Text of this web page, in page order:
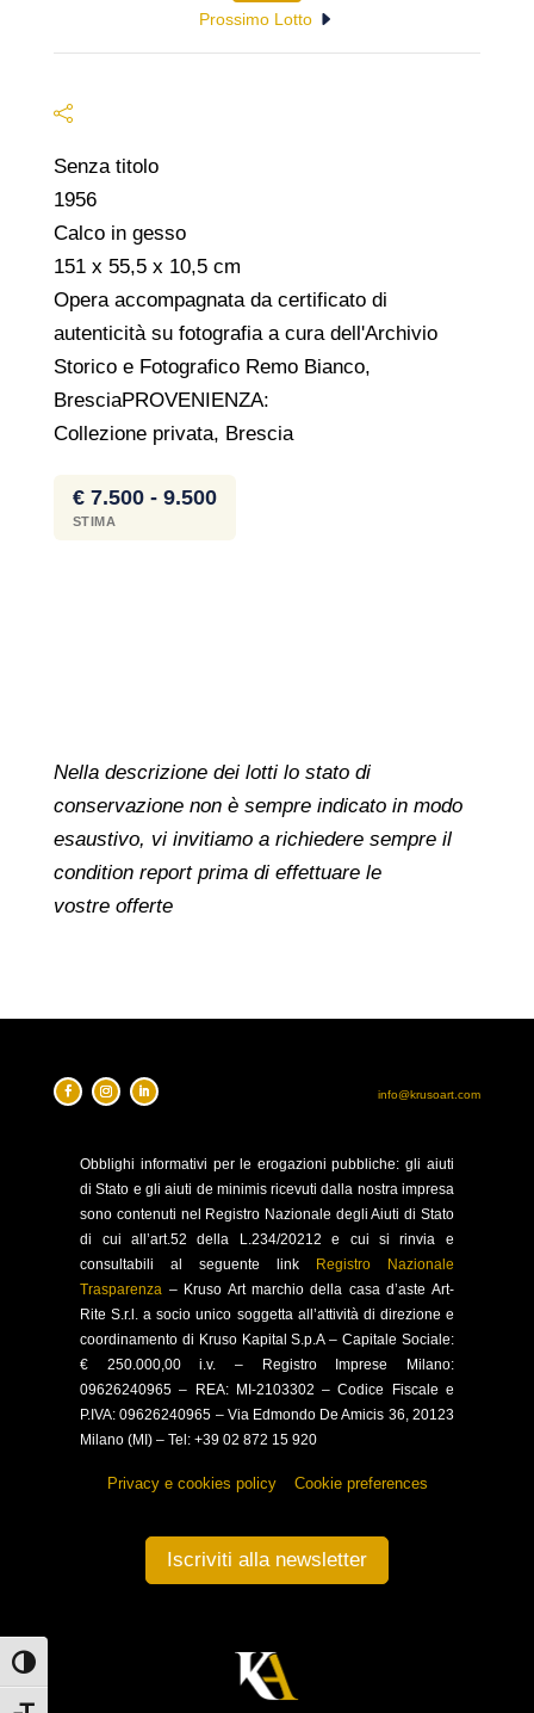
Attiva/disattiva alto contrasto
Prossimo Lotto
Senza titolo
1956
Calco in gesso
151 x 55,5 x 10,5 cm
Opera accompagnata da certificato di
autenticità su fotografia a cura dell'Archivio
Storico e Fotografico Remo Bianco,
BresciaPROVENIENZA:
Collezione privata, Brescia
€ 7.500 - 9.500
STIMA
Nella descrizione dei lotti lo stato di
conservazione non è sempre indicato in modo
esaustivo, vi invitiamo a richiedere sempre il
condition report prima di effettuare le
vostre offerte
info@krusoart.com
Obblighi informativi per le erogazioni pubbliche: gli aiuti
di Stato e gli aiuti de minimis ricevuti dalla nostra impresa
sono contenuti nel Registro Nazionale degli Aiuti di Stato
di cui all’art.52 della L.234/20212 e cui si rinvia e
consultabili al seguente link
Registro Nazionale
Trasparenza – Kruso Art marchio della casa d’aste Art-
Rite S.r.l. a socio unico soggetta all’attività di direzione e
coordinamento di Kruso Kapital S.p.A – Capitale Sociale:
€ 250.000,00 i.v. – Registro Imprese Milano:
09626240965 –
REA: MI-2103302 – Codice Fiscale e
P.IVA: 09626240965 – Via Edmondo De Amicis 36, 20123
Milano (MI) – Tel: +39 02 872 15 920
Privacy e cookies policy– Cookie preferences
Iscriviti alla newsletter